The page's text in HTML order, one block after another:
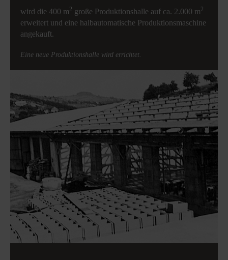
wird die 400 m2 große Produktionshalle auf ca. 2.000 m2
erweitert und eine halbautomatische Produktionsmaschine
angekauft.
Eine neue Produktionshalle wird errichtet.